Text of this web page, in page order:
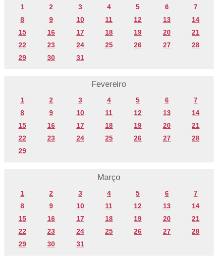
1 2 3 4 5 6
7
8
9 10 11 12 13
14
15
16 17 18 19 20
21
22
23 24 25 26 27
28
29
30 31
Fevereiro
1 2 3 4 5 6
7
8
9 10 11 12 13
14
15
16 17 18 19 20
21
22
23 24 25 26 27
28
29
Março
1 2 3 4 5 6
7
8
9 10 11 12 13
14
15
16 17 18 19 20
21
22
23 24 25 26 27
28
29
30 31